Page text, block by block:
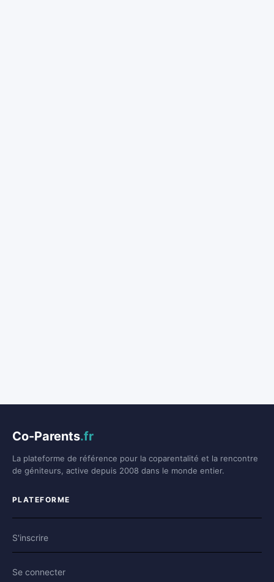
Co-Parents.fr
La plateforme de référence pour la coparentalité et la rencontre
de géniteurs, active depuis 2008 dans le monde entier.
PLATEFORME
S'inscrire
Se connecter